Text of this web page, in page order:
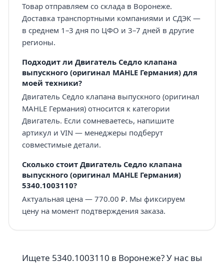
Товар отправляем со склада в Воронеже.
Доставка транспортными компаниями и СДЭК —
в среднем 1–3 дня по ЦФО и 3–7 дней в другие
регионы.
Подходит ли Двигатель Седло клапана
выпускного (оригинал MAHLE Германия) для
моей техники?
Двигатель Седло клапана выпускного (оригинал
MAHLE Германия) относится к категории
Двигатель. Если сомневаетесь, напишите
артикул и VIN — менеджеры подберут
совместимые детали.
Сколько стоит Двигатель Седло клапана
выпускного (оригинал MAHLE Германия)
5340.1003110?
Актуальная цена — 770.00 ₽. Мы фиксируем
цену на момент подтверждения заказа.
Ищете 5340.1003110 в Воронеже? У нас вы